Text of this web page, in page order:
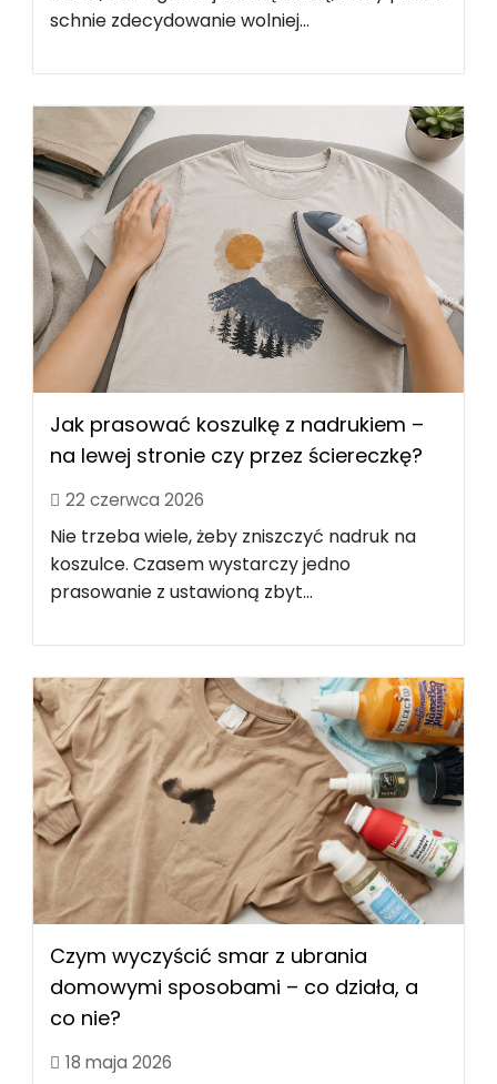
schnie zdecydowanie wolniej...
Jak prasować koszulkę z nadrukiem –
na lewej stronie czy przez ściereczkę?
22 czerwca 2026
Nie trzeba wiele, żeby zniszczyć nadruk na
koszulce. Czasem wystarczy jedno
prasowanie z ustawioną zbyt...
Czym wyczyścić smar z ubrania
domowymi sposobami – co działa, a
co nie?
18 maja 2026